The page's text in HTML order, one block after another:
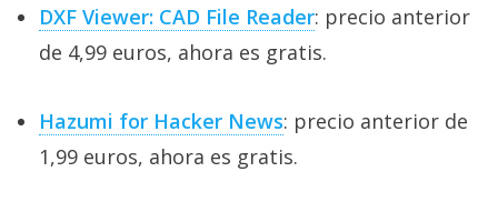
DXF Viewer: CAD File Reader: precio anterior
de 4,99 euros, ahora es gratis.
Hazumi for Hacker News: precio anterior de
1,99 euros, ahora es gratis.